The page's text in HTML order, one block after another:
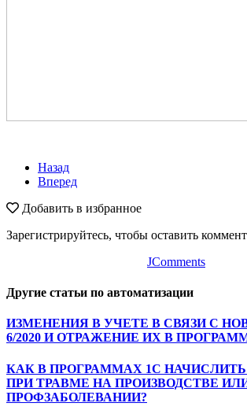
Назад
Вперед
Добавить в избранное
Зарегистрируйтесь, чтобы оставить
JComments
Другие статьи по автоматизации
ИЗМЕНЕНИЯ В УЧЕТЕ В СВЯЗИ С
6/2020 И ОТРАЖЕНИЕ ИХ В
КАК В ПРОГРАММАХ 1С
ПРИ ТРАВМЕ НА ПРОИЗВОДСТВЕ
ПРОФЗАБОЛЕВАНИИ?